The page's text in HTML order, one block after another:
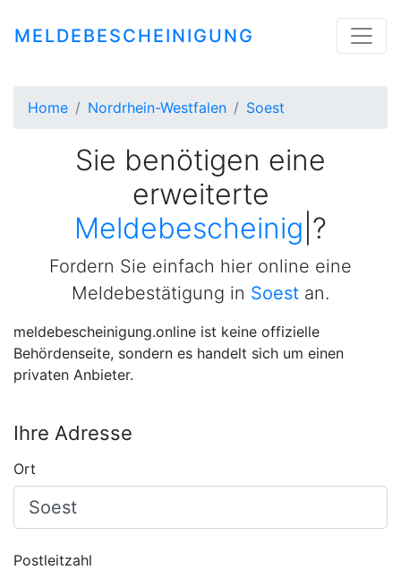
MELDEBESCHEINIGUNG
Home Nordrhein-Westfalen Soest
Sie benötigen eine
erweiterte
Meldebescheinigung
Fordern Sie einfach hier online eine
Meldebestätigung in Soest an.
meldebescheinigung.online ist keine offizielle
Behördenseite, sondern es handelt sich um einen
privaten Anbieter.
Ihre Adresse
Ort
Postleitzahl